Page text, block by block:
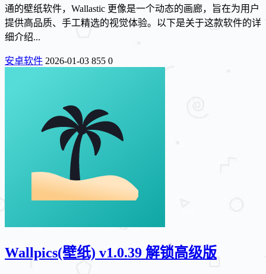
通的壁纸软件，Wallastic 更像是一个动态的画廊，旨在为用户
提供高品质、手工精选的视觉体验。以下是关于这款软件的详
细介绍...
安卓软件 2026-01-03 855 0
Wallpics(壁纸) v1.0.39 解锁高级版